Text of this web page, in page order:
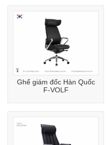
Ghế giám đốc Hàn Quốc
F-VOLF